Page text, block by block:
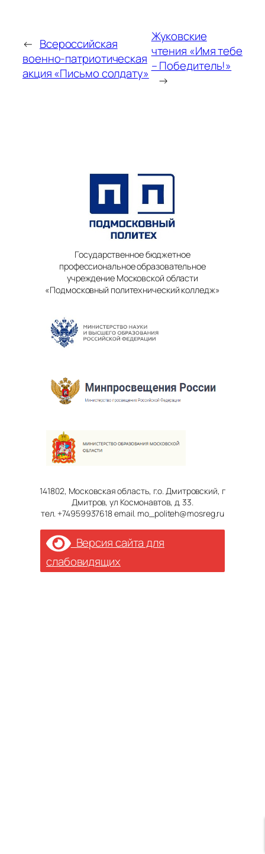
← Всероссийская
военно-патриотическая
акция «Письмо солдату»
Жуковские
чтения «Имя тебе
– Победитель!»
→
Государственное бюджетное
профессиональное образовательное
учреждение Московской области
«Подмосковный политехнический колледж»
141802, Московская область, г.о. Дмитровский, г
Дмитров, ул Космонавтов, д. 33.
тел. +74959937618 email. mo_politeh@mosreg.ru
Версия сайта для
слабовидящих